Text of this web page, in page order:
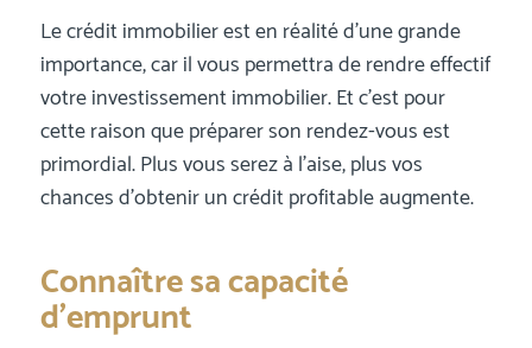
Le crédit immobilier est en réalité d’une grande
importance, car il vous permettra de rendre effectif
votre investissement immobilier. Et c’est pour
cette raison que préparer son rendez-vous est
primordial. Plus vous serez à l’aise, plus vos
chances d’obtenir un crédit profitable augmente.
Connaître sa capacité
d’emprunt